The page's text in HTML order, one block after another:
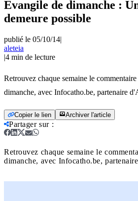
Evangile de dimanche :
demeure possible
publié le 05/10/14|
aleteia
|4 min de lecture
Retrouvez chaque semaine le
dimanche, avec Infocatho.be, partenaire
Copier le lien Archiver l'article
Partager sur:
Retrouvez chaque semaine le
dimanche, avec Infocatho.be,